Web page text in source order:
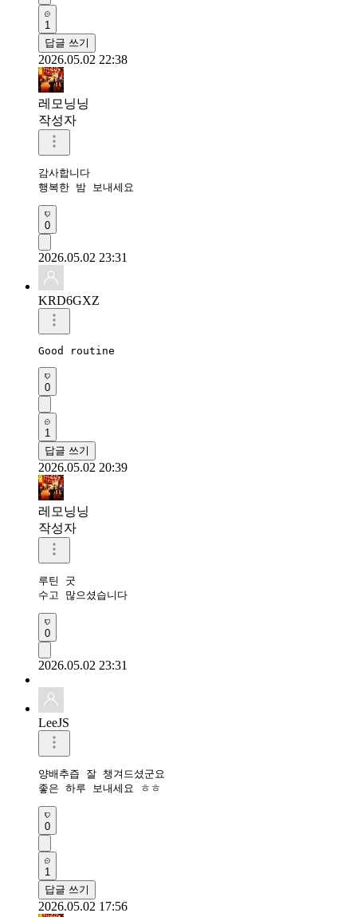
1
답글 쓰기
2026.05.02 22:38
레모닝닝
작성자
감사합니다
행복한 밤 보내세요
0
2026.05.02 23:31
KRD6GXZ
Good routine
0
1
답글 쓰기
2026.05.02 20:39
레모닝닝
작성자
루틴 굿
수고 많으셨습니다
0
2026.05.02 23:31
LeeJS
양배추즙 잘 챙겨드셨군요
좋은 하루 보내세요 ㅎㅎ
0
1
답글 쓰기
2026.05.02 17:56